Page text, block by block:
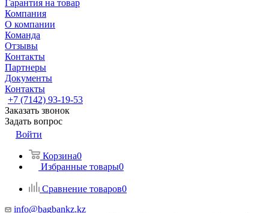
Гарантия на товар
Компания
О компании
Команда
Отзывы
Контакты
Партнеры
Документы
Контакты
+7 (7142) 93-19-53
Заказать звонок
Задать вопрос
Войти
Корзина0
Избранные товары0
Сравнение товаров0
info@bagbankz.kz